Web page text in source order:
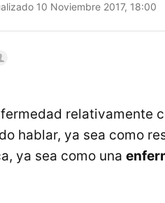
10 Noviembre 2017, 18:00
relativamente
hablar, ya sea como
ya sea como una